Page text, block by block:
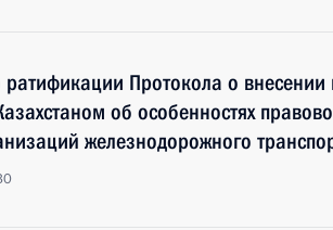
Протокола о
об особенностях
железнодорожного